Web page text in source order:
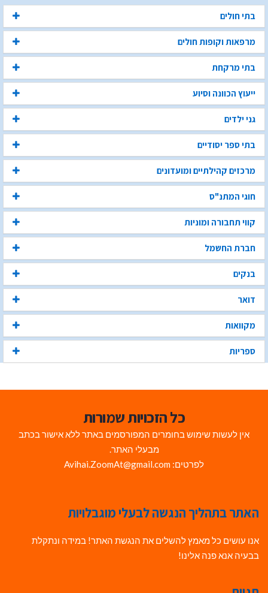
בתי חולים
מרפאות וקופות חולים
בתי מרקחת
ייעוץ הכוונה וסיוע
גני ילדים
בתי ספר יסודיים
מרכזים קהילתיים ומועדונים
חוגי המתנ"ס
קווי תחבורה ומוניות
חברת החשמל
בנקים
דואר
מקוואות
ספריות
כל הזכויות שמורות
אין לעשות שימוש בחומרים המפורסמים באתר ללא אישור בכתב
מבעלי האתר.
לפרטים: Avihai.ZoomAt@gmail.com
האתר בתהליך הנגשה לבעלי מוגבלויות
אנו עושים כל מאמץ להשלים את הנגשת האתר! במידה ונתקלת
בבעיה אנא פנה אלינו!